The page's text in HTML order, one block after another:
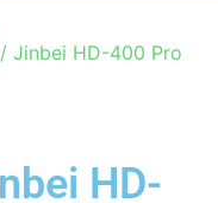
/ Jinbei HD-400 Pro
HD-